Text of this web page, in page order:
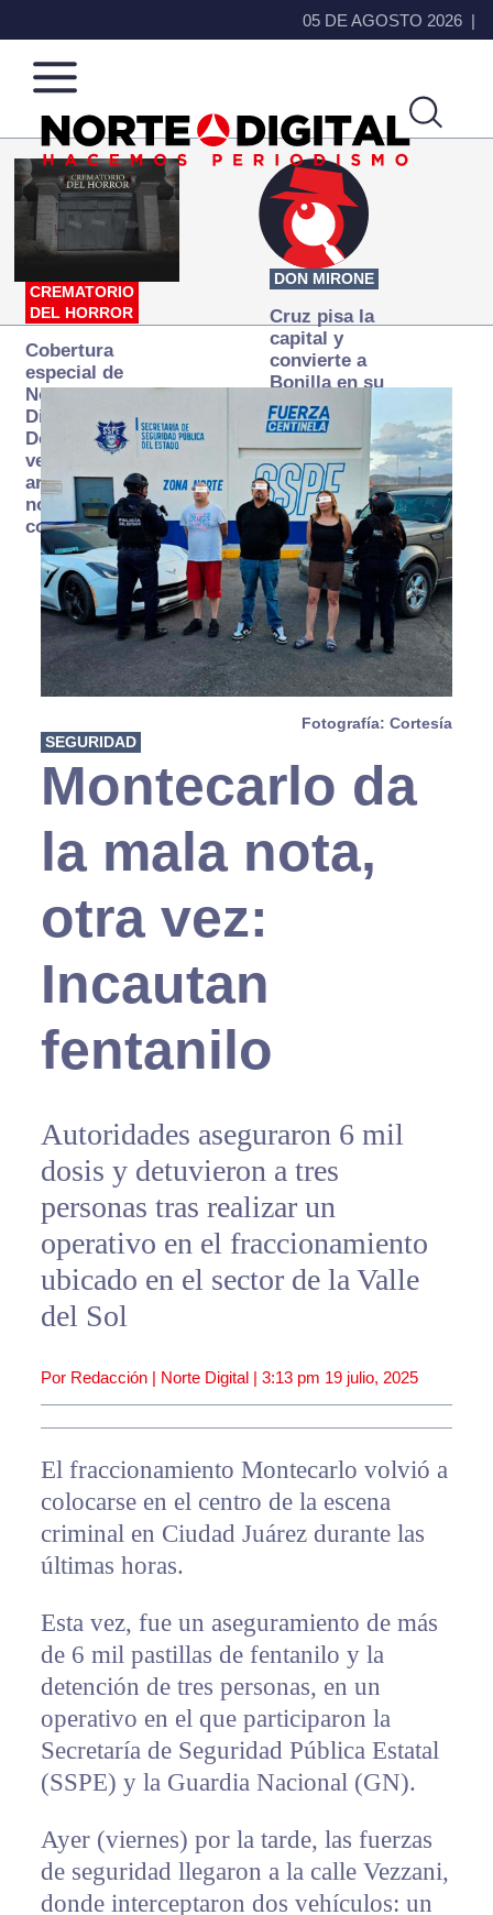
05 DE AGOSTO 2026
Norte
de
Ciudad
Más
que
noticias,
hacemos periodismo
CREMATORIO
DEL HORROR
Cobertura
especial de
Norte
Digital:
Donde la
verdad
arde… pero
no se
consume
DON MIRONE
Cruz pisa la
capital y
convierte a
Bonilla en su
primer blanco
Fotografía: Cortesía
SEGURIDAD
Montecarlo da
la mala nota,
otra vez:
Incautan
fentanilo
Autoridades aseguraron 6 mil
dosis y detuvieron a tres
personas tras realizar un
operativo en el fraccionamiento
ubicado en el sector de la Valle
del Sol
Por Redacción | Norte Digital | 3:13 pm 19 julio, 2025
El fraccionamiento Montecarlo volvió a
colocarse en el centro de la escena
criminal en Ciudad Juárez durante las
últimas horas.
Esta vez, fue un aseguramiento de más
de 6 mil pastillas de fentanilo y la
detención de tres personas, en un
operativo en el que participaron la
Secretaría de Seguridad Pública Estatal
(SSPE) y la Guardia Nacional (GN).
Ayer (viernes) por la tarde, las fuerzas
de seguridad llegaron a la calle Vezzani,
donde interceptaron dos vehículos: un